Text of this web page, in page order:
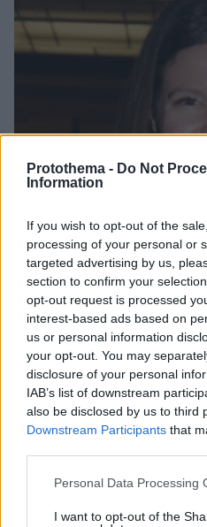
Protothema - Do Not
Information
If you wish to opt-out of the
processing of your personal or
targeted advertising by us,
section to confirm your
opt-out request is processed
interest-based ads based on
us or personal information
your opt-out. You may
disclosure of your personal
IAB’s list of downstream
also be disclosed by us to third
Downstream Participants that
Please note that this website/
not limited to your visit or
Personal Data Processing
I want to opt-out of the
Η Λίλα Μπακλέση έφερε
της παιδί, δείτε την
περί... λαού και εξουσίας
07.08.2026, 22:23
Ο Τούρκος πρώην σέντερ του
συμπερίληψης και δηλώνει